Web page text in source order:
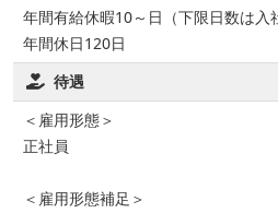
年間有給休暇10～日（下限日数は入
年間休日120日
待遇
＜雇用形態＞
正社員
＜雇用形態補足＞